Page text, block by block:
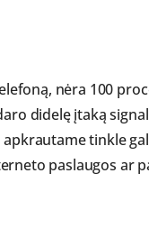
nėra 100
didelę įtaką
tinkle
paslaugos ar